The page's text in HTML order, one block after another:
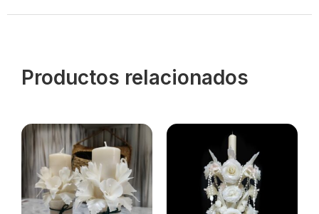
Productos relacionados